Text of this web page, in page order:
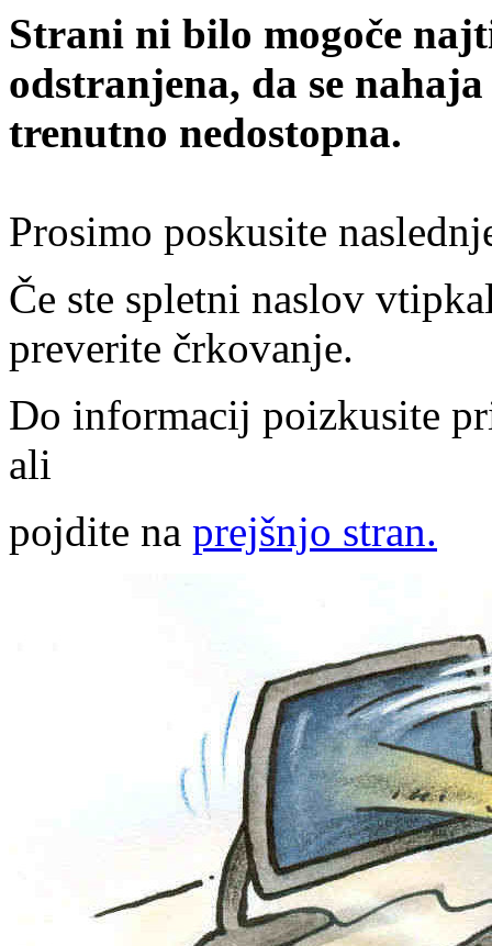
Strani ni bilo mogoče
odstranjena, da se
trenutno nedostopna.
Prosimo poskusite
Če ste spletni naslov
preverite črkovanje.
Do informacij poizkusite
ali
pojdite na prejšnjo stran.